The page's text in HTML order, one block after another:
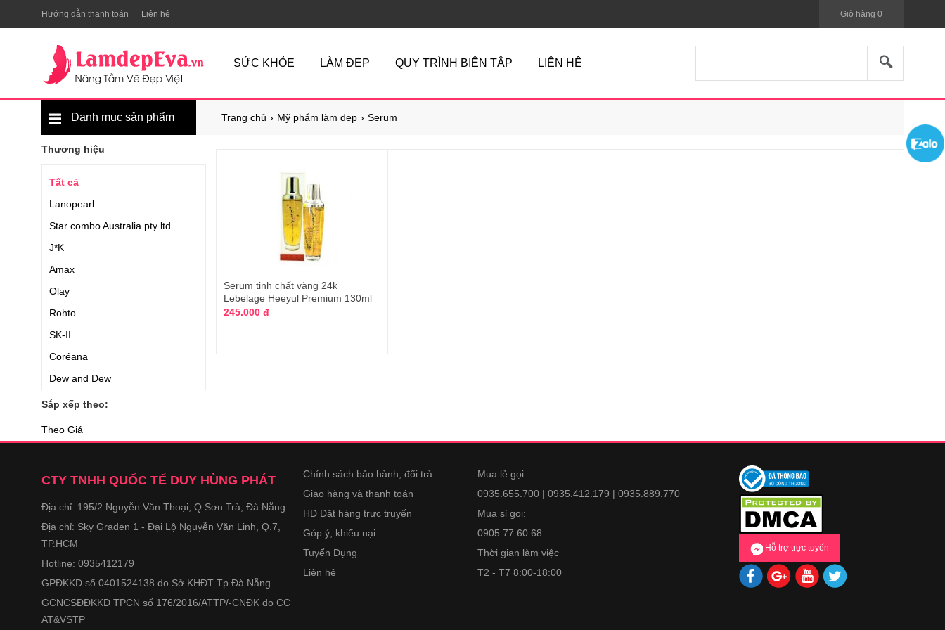
Hướng dẫn thanh toán Liên hệ Giỏ hàng 0
SỨC KHỎE LÀM ĐẸP QUY TRÌNH BIÊN TẬP LIÊN HỆ
Trang chủ Mỹ phẩm làm đẹp Serum
Danh mục sản phẩm
Thương hiệu
Tất cả
Lanopearl
Star combo Australia pty ltd
J*K
Amax
Olay
Rohto
SK-II
Coréana
Dew and Dew
Neutrogena
Suiskin
Simple
Kiehl
Dior
DHC
Sắp xếp theo:
Theo Giá
Serum tinh chất vàng 24k
Lebelage Heeyul Premium 130ml
245.000 đ
CTY TNHH QUỐC TẾ DUY HÙNG PHÁT
Địa chỉ: 195/2 Nguyễn Văn Thoại, Q.Sơn Trà, Đà Nẵng
Địa chỉ: Sky Graden 1 - Đại Lộ Nguyễn Văn Linh, Q.7,
TP.HCM
Hotline: 0935412179
GPĐKKD số 0401524138 do Sở KHĐT Tp.Đà Nẵng
GCNCSĐĐKKD TPCN số 176/2016/ATTP/-CNĐK do CC
AT&VSTP
Chính sách bảo hành, đổi trả
Giao hàng và thanh toán
HD Đặt hàng trực truyến
Góp ý, khiếu nại
Tuyển Dụng
Liên hệ
Mua lẻ gọi:
0935.655.700 | 0935.412.179 | 0935.889.770
Mua sỉ gọi:
0905.77.60.68
Thời gian làm việc
T2 - T7 8:00-18:00
Hỗ trợ trực tuyến